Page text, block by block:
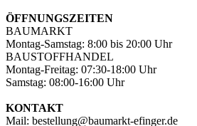
ÖFFNUNGSZEITEN
BAUMARKT
Montag-Samstag: 8:00 bis 20:00 Uhr
BAUSTOFFHANDEL
Montag-Freitag: 07:30-18:00 Uhr
Samstag: 08:00-16:00 Uhr
KONTAKT
Mail: bestellung@baumarkt-efinger.de